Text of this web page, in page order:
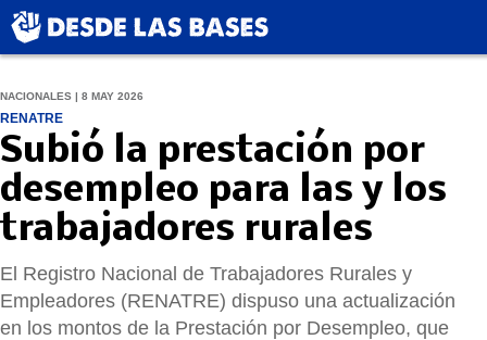
NACIONALES | 8 MAY 2026
RENATRE
Subió la prestación por
desempleo para las y los
trabajadores rurales
El Registro Nacional de Trabajadores Rurales y
Empleadores (RENATRE) dispuso una actualización
en los montos de la Prestación por Desempleo, que